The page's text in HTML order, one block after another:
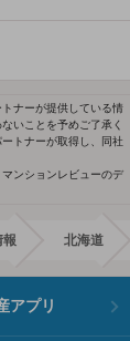
ナーが提供している情
いことを予めご了承く
トナーが取得し、同社
ンションレビューのデ
報 北海道
アプリ